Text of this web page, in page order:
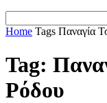
Home Tags Παναγία
Tag:
Ρόδου